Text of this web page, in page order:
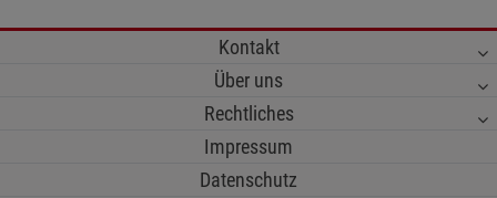
Kontakt
Über uns
Rechtliches
Impressum
Datenschutz
Statistik Cookies (2) Statistik Cookies
Beschreibung Statistik Cookies
Cookie-Informationen
Marketing Cookies (3)